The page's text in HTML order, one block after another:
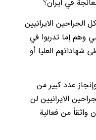
في ايران؟
الجراحين الايرانيين
وهم إما تدربوا في
شهاداتهم العليا أو
عدد كبير من
الايرانيين لن
واثقاً من فعالية